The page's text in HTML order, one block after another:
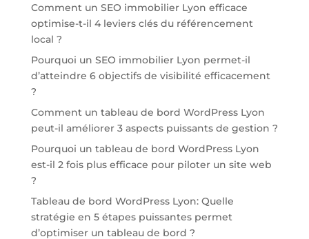
Comment un SEO immobilier Lyon efficace
optimise-t-il 4 leviers clés du référencement
local ?
Pourquoi un SEO immobilier Lyon permet-il
d’atteindre 6 objectifs de visibilité efficacement
?
Comment un tableau de bord WordPress Lyon
peut-il améliorer 3 aspects puissants de gestion ?
Pourquoi un tableau de bord WordPress Lyon
est-il 2 fois plus efficace pour piloter un site web
?
Tableau de bord WordPress Lyon: Quelle
stratégie en 5 étapes puissantes permet
d’optimiser un tableau de bord ?